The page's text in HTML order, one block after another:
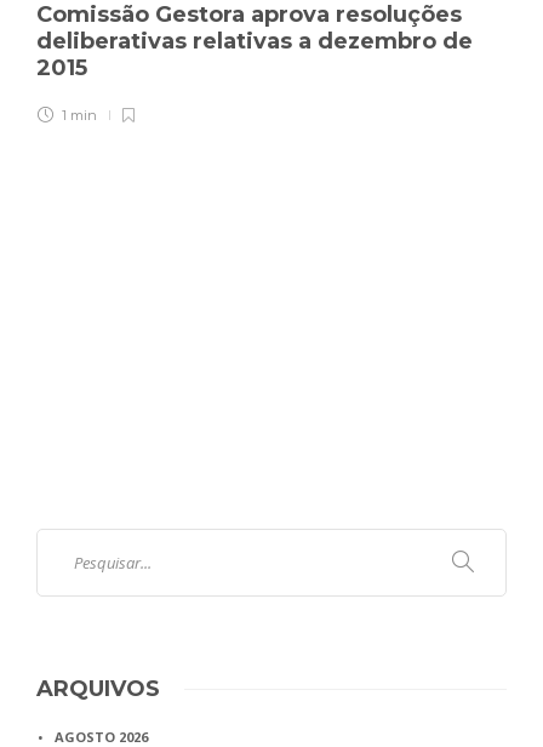
Comissão Gestora aprova resoluções
deliberativas relativas a dezembro de
2015
1 min
ARQUIVOS
AGOSTO 2026